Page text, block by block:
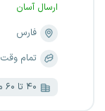
ارسال آسان
فارس
تمام وقت
۴۰ تا ۶۰ میلیون تومان